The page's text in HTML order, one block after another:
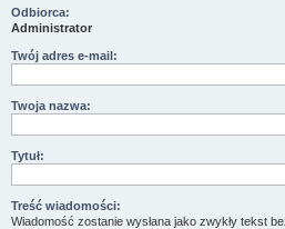
Odbiorca:
Administrator
Twój adres e-mail:
Twoja nazwa:
Tytuł:
Treść wiadomości:
Wiadomość zostanie wysłana jako zwykły tekst